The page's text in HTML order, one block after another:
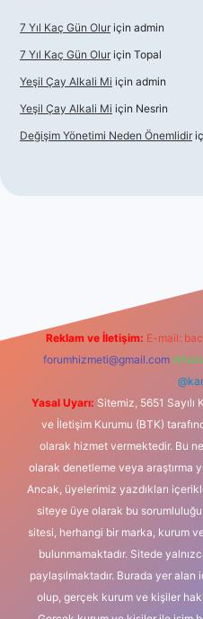
7 Yıl Kaç Gün Olur için admin
7 Yıl Kaç Gün Olur için Topal
Yeşil Çay Alkali Mi için admin
Yeşil Çay Alkali Mi için Nesrin
Değişim Yönetimi Neden Önemlidir
Reklam ve İletişim: E-mail:
forumhizmeti@gmail.com
Yasal Uyarı: Sitemiz, 5651
ve İletişim Kurumu (BTK)
olarak hizmet vermektedir. Bu
olarak denetleme veya araştırma
Ancak, üyelerimiz yazdıkları
siteye üye olarak bu
sitesi, herhangi bir marka, kurum
bulunmamaktadır. Sitede
paylaşılmaktadır. Burada yer
olup, gerçek kurum ve kişiler